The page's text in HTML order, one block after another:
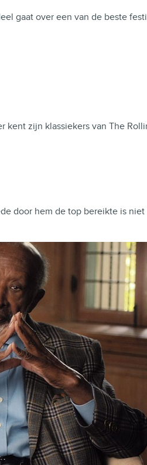
gaat over een van de beste
zijn klassiekers van The
door hem de top bereikte is